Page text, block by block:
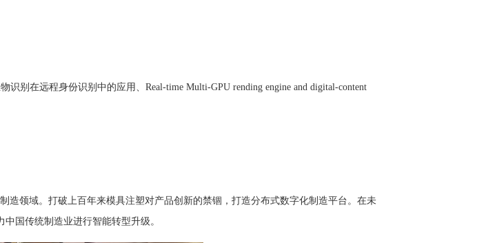
在远程身份识别中的应用、Real-time Multi-GPU rending engine and digital-content
领域。打破上百年来模具注塑对产品创新的禁锢，打造分布式数字化制造平台。在未
国传统制造业进行智能转型升级。